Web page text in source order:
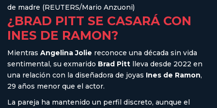
de madre (REUTERS/Mario Anzuoni)
¿BRAD PITT SE CASARÁ CON
INES DE RAMON?
Mientras Angelina Jolie reconoce una década sin vida
sentimental, su exmarido Brad Pitt lleva desde 2022 en
una relación con la diseñadora de joyas Ines de Ramon,
29 años menor que el actor.
La pareja ha mantenido un perfil discreto, aunque el